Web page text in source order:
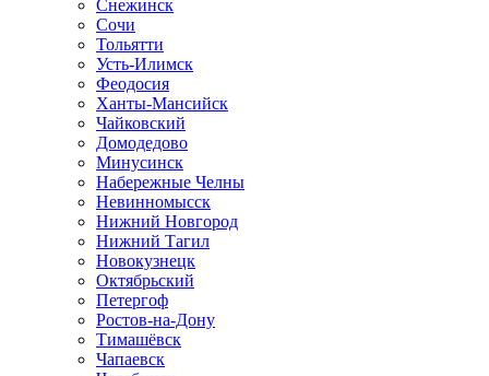
Снежинск
Сочи
Тольятти
Усть-Илимск
Феодосия
Ханты-Мансийск
Чайковский
Домодедово
Минусинск
Набережные Челны
Невинномысск
Нижний Новгород
Нижний Тагил
Новокузнецк
Октябрьский
Петергоф
Ростов-на-Дону
Тимашёвск
Чапаевск